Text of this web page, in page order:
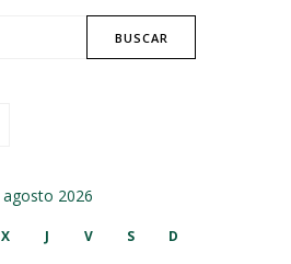
agosto 2026
X J V S D